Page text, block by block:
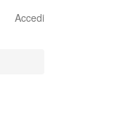
Accedi